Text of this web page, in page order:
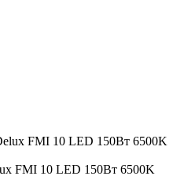
FMI 10 LED 150Вт 6500K